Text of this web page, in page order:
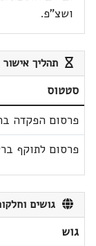
ושצ"פ.
תהליך אישור
סטטוס
פרסום הפקדה
פרסום לתוקף
גושים
גוש